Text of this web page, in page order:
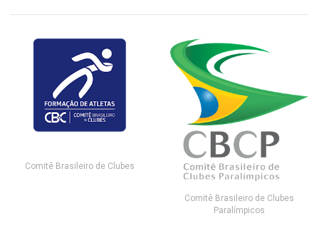
Comitê Brasileiro de Clubes
Comitê Brasileiro de Clubes
Paralímpicos